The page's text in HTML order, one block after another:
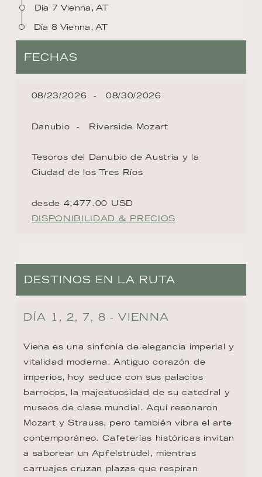
Día 7 Vienna, AT
Día 8 Vienna, AT
FECHAS
08/23/2026 08/30/2026
Danubio Riverside Mozart
Tesoros del Danubio de Austria y la
Ciudad de los Tres Ríos
desde 4,477.00 USD
DISPONIBILIDAD & PRECIOS
DESTINOS EN LA RUTA
DÍA 1, 2, 7, 8 - VIENNA
Viena es una sinfonía de elegancia imperial y
vitalidad moderna. Antiguo corazón de
imperios, hoy seduce con sus palacios
barrocos, la majestuosidad de su catedral y
museos de clase mundial. Aquí resonaron
Mozart y Strauss, pero también vibra el arte
contemporáneo. Cafeterías históricas invitan
a saborear un Apfelstrudel, mientras
carruajes cruzan plazas que respiran